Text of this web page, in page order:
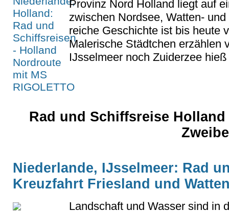
Provinz Nord Holland liegt auf
zwischen Nordsee, Watten-
reiche Geschichte ist bis heute
Malerische Städtchen erzählen
IJsselmeer noch Zuiderzee
Rad und Schiffsreise
Niederlande, IJsselmeer: Rad
Kreuzfahrt Friesland und
Landschaft und Wasser sind in